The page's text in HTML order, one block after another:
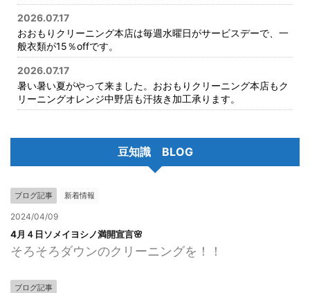
2026.07.17
おおもりクリーニング本店は毎週水曜日がサービスデーで、一
般衣類が15％offです。
2026.07.17
暑い暑い夏がやって来ました。おおもりクリーニング本店もク
リーニングオレンジ中野店も汗抜き加工承ります。
豆知識 BLOG
ブログ記事 新着情報
2024/04/09
4月４日ソメイヨシノ満開宣言🌸
そろそろダウンのクリーニングを！！
ブログ記事